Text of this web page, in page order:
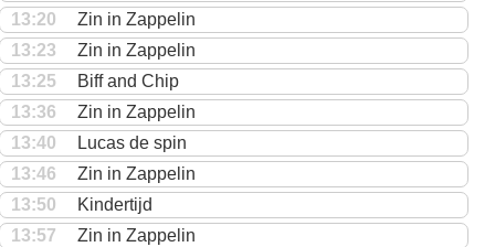
13:20
Zin in Zappelin
13:23
Zin in Zappelin
13:25
Biff and Chip
13:36
Zin in Zappelin
13:40
Lucas de spin
13:46
Zin in Zappelin
13:50
Kindertijd
13:57
Zin in Zappelin